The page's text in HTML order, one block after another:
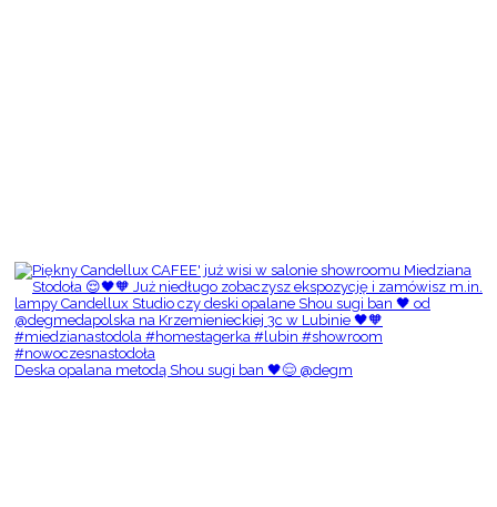
Deska opalana metodą Shou sugi ban 🖤😌 @degm